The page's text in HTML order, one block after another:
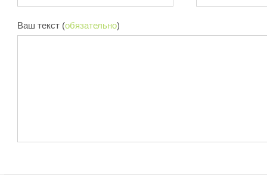
Ваш текст (обязательно)